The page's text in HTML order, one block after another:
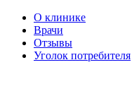
О клинике
Врачи
Отзывы
Уголок потребителя